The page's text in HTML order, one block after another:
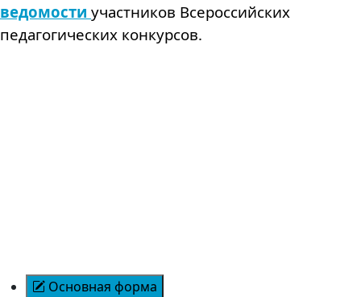
ведомости участников Всероссийских
педагогических конкурсов.
Основная форма